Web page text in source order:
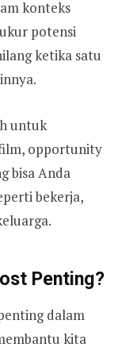
konteks
potensi
ketika satu
untuk
opportunity
bisa Anda
bekerja,
Penting?
dalam
kita